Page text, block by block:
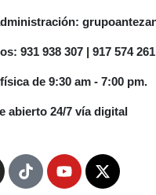
931 938 307 | 917 574 261
de 9:30 am - 7:00 pm.
abierto 24/7 vía digital